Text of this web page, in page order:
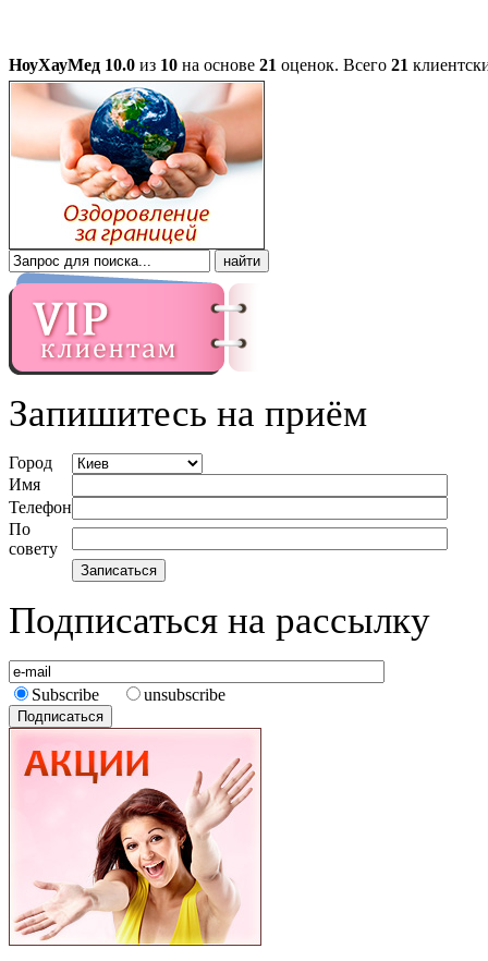
НоуХауМед 10.0 из 10 на основе 21 оценок. Всего 21
Запишитесь на приём
Город
Имя
Телефон
По
совету
Подписаться на рассылку
Subscribe unsubscribe